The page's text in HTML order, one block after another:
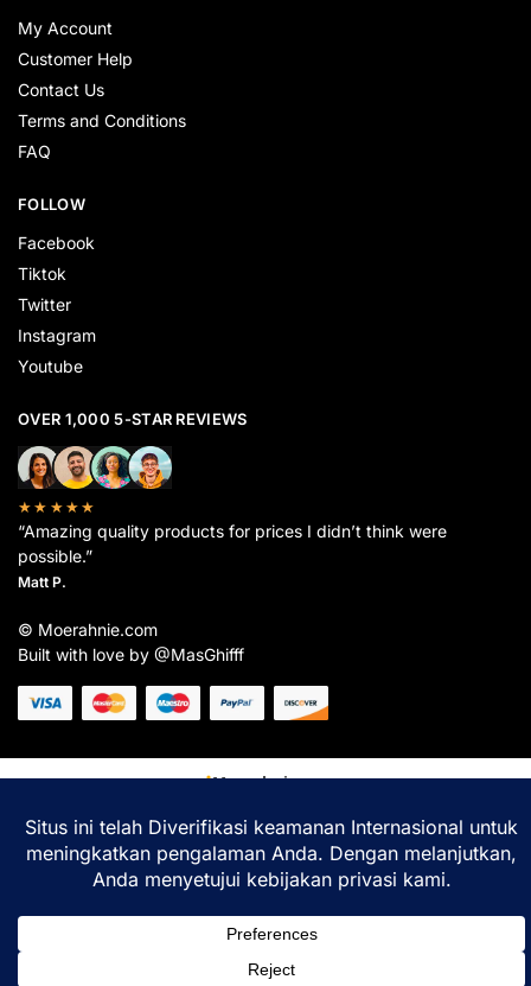
My Account
Customer Help
Contact Us
Terms and Conditions
FAQ
FOLLOW
Facebook
Tiktok
Twitter
Instagram
Youtube
OVER 1,000 5-STAR REVIEWS
★★★★★
“Amazing quality products for prices I didn’t think were
possible.”
Matt P.
© Moerahnie.com
Built with love by @MasGhifff
Moerahnie.com
pengalaman belanja terbaik Anda.